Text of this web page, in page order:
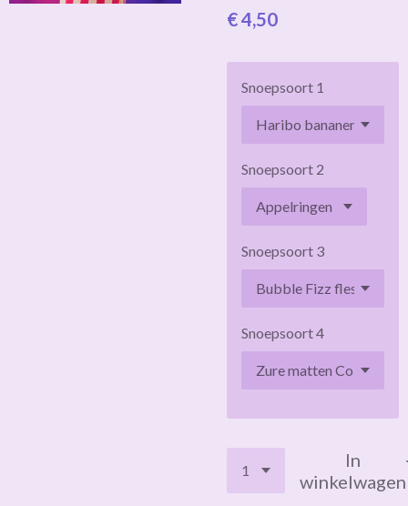
€ 4,50
Snoepsoort 1
Snoepsoort 2
Snoepsoort 3
Snoepsoort 4
In
winkelwagen